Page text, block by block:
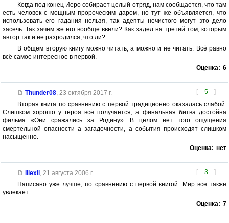
Когда под конец Иеро собирает целый отряд, нам сообщается, что там
есть человек с мощным пророческим даром, но тут же объявляется, что
использовать его гадания нельзя, так адепты нечистого могут это дело
засечь. Так зачем же его вообще ввели? Как задел на третий том, которым
автор так и не разродился, что ли?
В общем вторую книгу можно читать, а можно и не читать. Всё равно
всё самое интересное в первой.
Оценка: 6
[ 5 ]
Thunder08, 23 октября 2017 г.
Вторая книга по сравнению с первой традиционно оказалась слабой.
Слишком хорошо у героя всё получается, а финальная битва достойна
фильма «Они сражались за Родину». В целом нет того ощущения
смертельной опасности а загадочности, а события происходят слишком
насыщенно.
Оценка: нет
[ 3 ]
Illexii, 21 августа 2006 г.
Написано уже лучше, по сравнению с первой книгой. Мир все также
увлекает.
Оценка: 7